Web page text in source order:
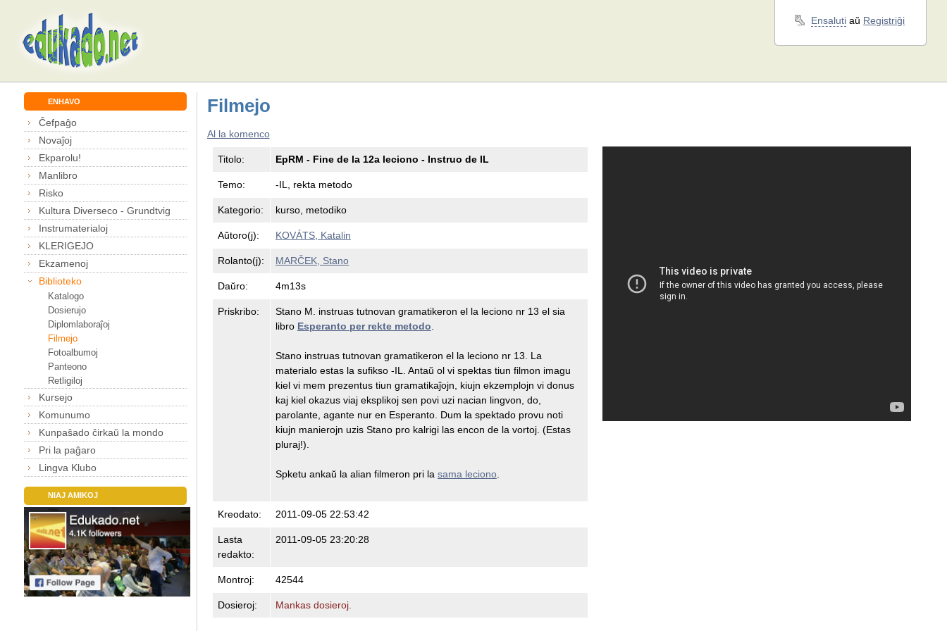
Ensaluti aŭ Registriĝi
ENHAVO
Ĉefpaĝo
Novaĵoj
Ekparolu!
Manlibro
Risko
Kultura Diverseco - Grundtvig
Instrumaterialoj
KLERIGEJO
Ekzamenoj
Biblioteko
Katalogo
Dosierujo
Diplomlaboraĵoj
Filmejo
Fotoalbumoj
Panteono
Retligiloj
Kursejo
Komunumo
Kunpaŝado ĉirkaŭ la mondo
Pri la paĝaro
Lingva Klubo
NIAJ AMIKOJ
Filmejo
Al la komenco
Titolo: EpRM - Fine de la 12a leciono - Instruo de IL
Temo: -IL, rekta metodo
Kategorio: kurso, metodiko
Aŭtoro(j): KOVÁTS, Katalin
Rolanto(j): MARČEK, Stano
Daŭro: 4m13s
Priskribo:
Stano M. instruas tutnovan gramatikeron el la leciono nr 13 el sia
libro Esperanto per rekte metodo
Stano instruas tutnovan gramatikeron el la leciono nr 13. La
materialo estas la sufikso -IL. Antaŭ ol vi spektas tiun filmon imagu
kiel vi mem prezentus tiun gramatikaĵojn, kiujn ekzemplojn vi donus
kaj kiel okazus viaj eksplikoj sen povi uzi nacian lingvon, do,
parolante, agante nur en Esperanto. Dum la spektado provu noti
kiujn manierojn uzis Stano pro kalrigi las encon de la vortoj. (Estas
pluraj!).
Spketu ankaŭ la alian filmeron pri la sama leciono.
Kreodato: 2011-09-05 22:53:42
Lasta
redakto:
2011-09-05 23:20:28
Montroj: 42544
Dosieroj: Mankas dosieroj.